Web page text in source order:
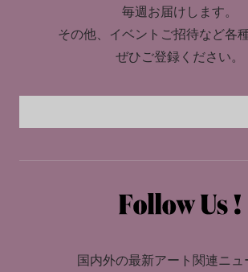
毎週お届けします。
その他、イベントご招待など各種
ぜひご登録ください。
国内外の最新アート関連ニュ